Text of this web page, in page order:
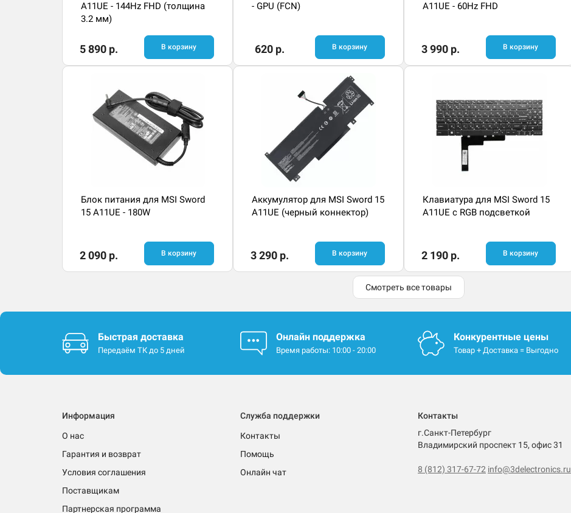
A11UE - 144Hz FHD (толщина
3.2 мм)
5 890 р. В корзину
- GPU (FCN)
620 р. В корзину
A11UE - 60Hz FHD
3 990 р. В корзину
Блок питания для MSI Sword
15 A11UE - 180W
2 090 р. В корзину
Аккумулятор для MSI Sword 15
A11UE (черный коннектор)
3 290 р. В корзину
Клавиатура для MSI Sword 15
A11UE с RGB подсветкой
2 190 р. В корзину
Смотреть все товары
Быстрая доставка
Передаём ТК до 5 дней
Онлайн поддержка
Время работы: 10:00 - 20:00
Конкурентные цены
Товар + Доставка = Выгодно
Информация
О нас
Гарантия и возврат
Условия соглашения
Поставщикам
Партнерская программа
Служба поддержки
Контакты
Помощь
Онлайн чат
Контакты
г.Санкт-Петербург
Владимирский проспект 15, офис 31
8 (812) 317-67-72 info@3delectronics.ru